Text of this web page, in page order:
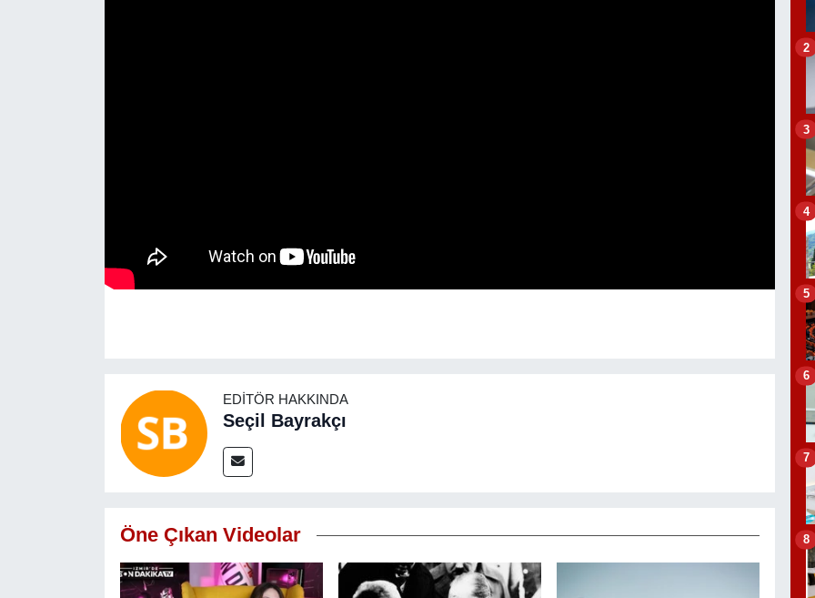
EDITÖR HAKKINDA
Seçil Bayrakçı
Öne Çıkan Videolar
2
3
4
5
6
7
8